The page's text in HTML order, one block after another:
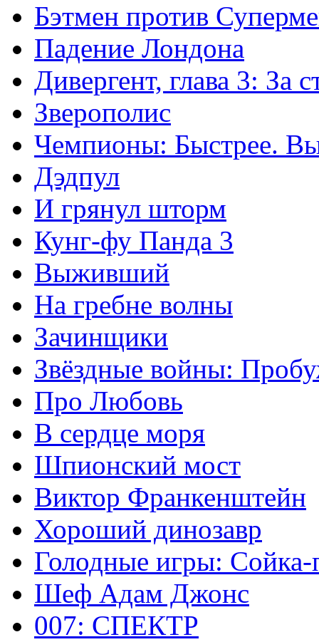
Бэтмен против
Падение Лондона
Дивергент, глава 3: За
Зверополис
Чемпионы: Быстрее.
Дэдпул
И грянул шторм
Кунг-фу Панда 3
Выживший
На гребне волны
Зачинщики
Звёздные войны:
Про Любовь
В сердце моря
Шпионский мост
Виктор Франкенштейн
Хороший динозавр
Голодные игры:
Шеф Адам Джонс
007: СПЕКТР